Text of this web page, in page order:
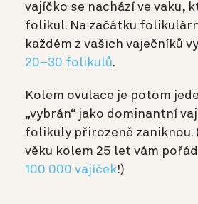
vajíčko se nachází ve vaku,
folikul. Na začátku
každém z vašich vaječníků
20–30 folikulů.
Kolem ovulace je potom
„vybrán“ jako dominantní
folikuly přirozeně zaniknou.
věku kolem 25 let vám
100 000 vajíček!)